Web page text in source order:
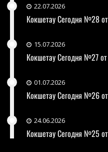
22.07.2026
Кокшетау Сегодня №28
15.07.2026
Кокшетау Сегодня №27
01.07.2026
Кокшетау Сегодня №26
24.06.2026
Кокшетау Сегодня №25